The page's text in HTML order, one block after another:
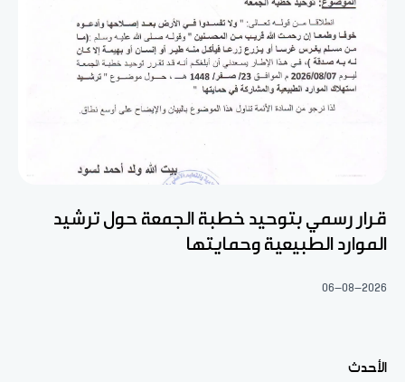
قرار رسمي بتوحيد خطبة الجمعة حول ترشيد
الموارد الطبيعية وحمايتها
06-08-2026
الأحدث